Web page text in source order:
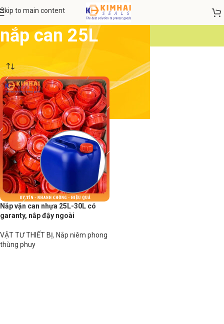
Skip to main content
nắp can 25L
Nắp vặn can nhựa 25L-30L có
garanty, nắp đậy ngoài
VẬT TƯ THIẾT BỊ, Nắp niêm phong
thùng phuy